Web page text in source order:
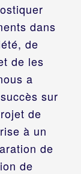
dans
de
de les
a
sur
de
à un
de
de